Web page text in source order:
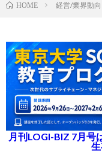
HOME 経営/業界動向
月刊LOGI-BIZ 7月号